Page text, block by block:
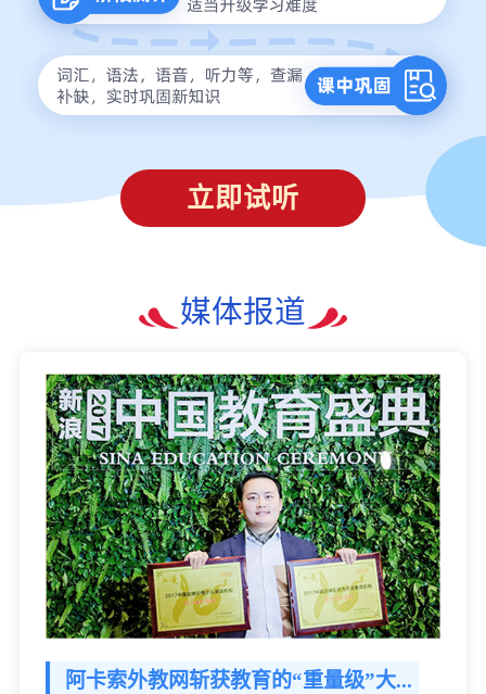
立即试听
媒体报道
阿卡索外教网斩获教育的“重量级”大...